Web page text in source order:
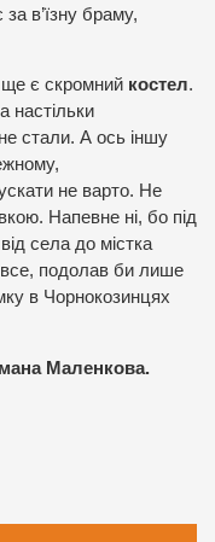
в’їзну браму,
ще є скромний костел.
настільки
стали. А ось іншу
не варто. Не
Напевне ні, бо під
села до містка
подолав би лише
в Чорнокозинцях
Маленкова.